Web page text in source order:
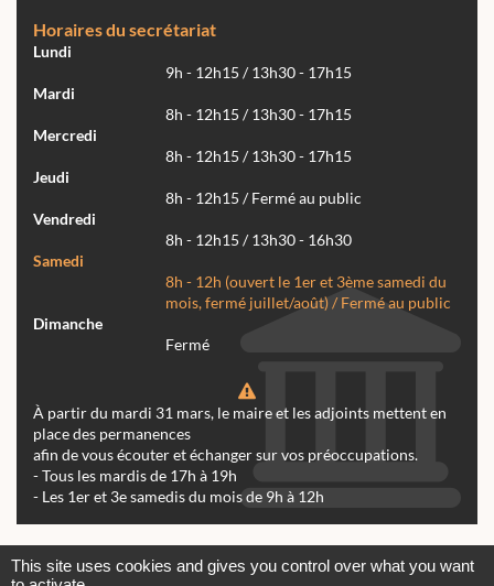
Horaires du secrétariat
Lundi
9h - 12h15 / 13h30 - 17h15
Mardi
8h - 12h15 / 13h30 - 17h15
Mercredi
8h - 12h15 / 13h30 - 17h15
Jeudi
8h - 12h15 / Fermé au public
Vendredi
8h - 12h15 / 13h30 - 16h30
Samedi
8h - 12h (ouvert le 1er et 3ème samedi du
mois, fermé juillet/août) / Fermé au public
Dimanche
Fermé
À partir du mardi 31 mars, le maire et les adjoints mettent en
place des permanences
afin de vous écouter et échanger sur vos préoccupations.
- Tous les mardis de 17h à 19h
- Les 1er et 3e samedis du mois de 9h à 12h
This site uses cookies and gives you control over what you want